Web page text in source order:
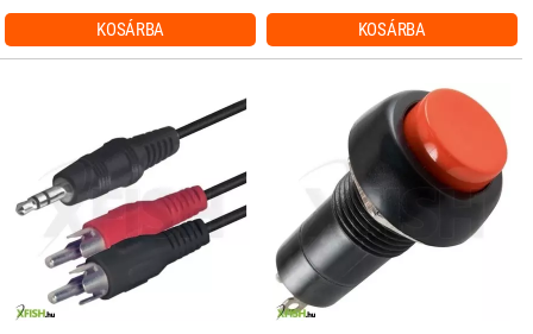
KOSÁRBA KOSÁRBA